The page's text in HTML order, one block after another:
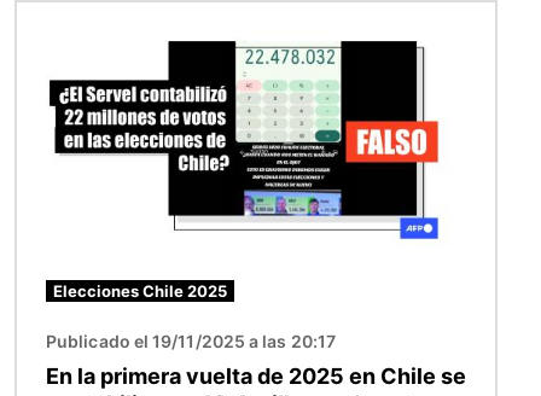
Elecciones Chile 2025
Publicado el 19/11/2025 a las 20:17
En la primera vuelta de 2025 en Chile se